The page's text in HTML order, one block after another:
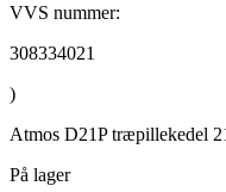
VVS nummer:
308334021
)
Atmos D21P træpillekedel
På lager